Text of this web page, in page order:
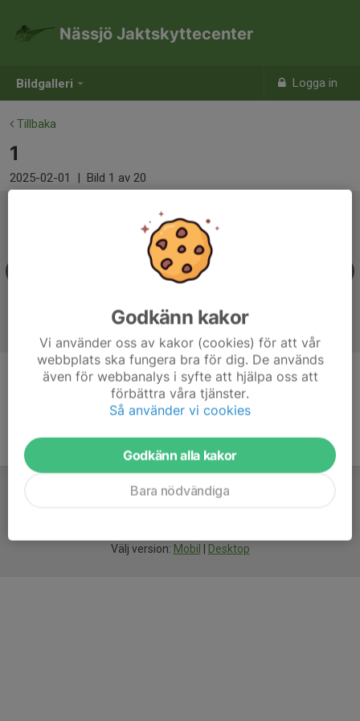
Bildgalleri Logga in
Nässjö Jaktskyttecenter
Tillbaka
1
2025-02-01 | Bild 1 av 20
Välj version: Mobil Desktop
Godkänn kakor
Vi använder oss av kakor (cookies) för att vår
webbplats ska fungera bra för dig. De används
även för webbanalys i syfte att hjälpa oss att
förbättra våra tjänster.
Så använder vi cookies
Godkänn alla kakor
Bara nödvändiga